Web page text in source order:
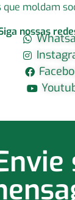
moldam
nossas